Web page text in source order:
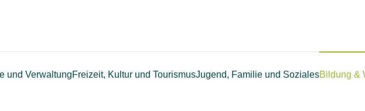
und VerwaltungFreizeit, Kultur und TourismusJugend, Familie und SozialesBildung &